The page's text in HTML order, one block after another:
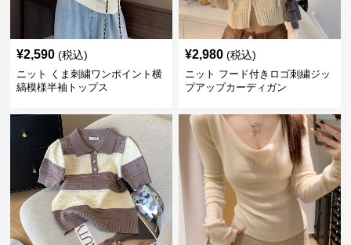
¥2,590 (税込)
ニット くま刺繍ワンポイント横
縞模様半袖トップス
¥2,980 (税込)
ニット フード付きロゴ刺繍ジッ
プアップカーディガン